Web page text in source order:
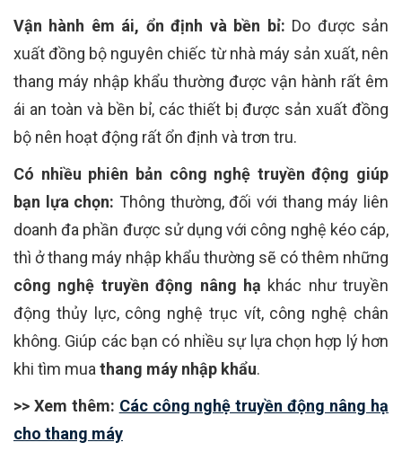
Vận hành êm ái, ổn định và bền bỉ: Do được sản
xuất đồng bộ nguyên chiếc từ nhà máy sản xuất, nên
thang máy nhập khẩu thường được vận hành rất êm
ái an toàn và bền bỉ, các thiết bị được sản xuất đồng
bộ nên hoạt động rất ổn định và trơn tru.
Có nhiều phiên bản công nghệ truyền động giúp
bạn lựa chọn: Thông thường, đối với thang máy liên
doanh đa phần được sử dụng với công nghệ kéo cáp,
thì ở thang máy nhập khẩu thường sẽ có thêm những
công nghệ truyền động nâng hạ khác như truyền
động thủy lực, công nghệ trục vít, công nghệ chân
không. Giúp các bạn có nhiều sự lựa chọn hợp lý hơn
khi tìm muathang máy nhập khẩu.
>> Xem thêm: Các công nghệ truyền động nâng hạ
cho thang máy